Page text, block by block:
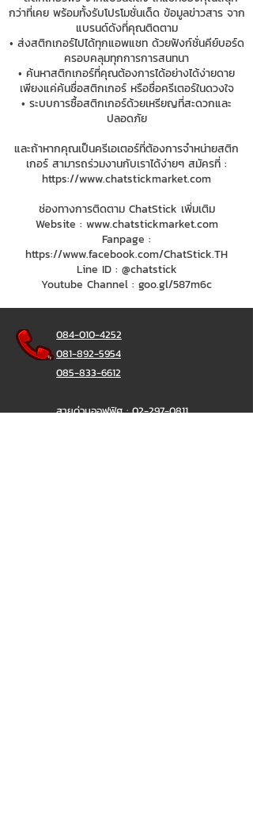
กว่าที่เคย พร้อมทั้งรับโปรโมชั่นเด็ด ข้อมูลข่าวสาร จาก
แบรนด์ดังที่คุณติดตาม
• ส่งสติกเกอร์ไปได้ทุกแอพแชท ด้วยฟังก์ชั่นคีย์บอร์ด
ครอบคลุมทุกการการสนทนา
• ค้นหาสติกเกอร์ที่คุณต้องการได้อย่างได้ง่ายดาย
เพียงแค่ค้นชื่อสติกเกอร์ หรือชื่อครีเตอร์ในดวงใจ
• ระบบการซื้อสติกเกอร์ด้วยเหรียญที่สะดวกและ
ปลอดภัย
และถ้าหากคุณเป็นครีเอเตอร์ที่ต้องการจำหน่ายสติก
เกอร์ สามารถร่วมงานกับเราได้ง่ายๆ สมัครที่ :
https://www.chatstickmarket.com
ช่องทางการติดตาม ChatStick เพิ่มเติม
Website : www.chatstickmarket.com
Fanpage :
https://www.facebook.com/ChatStick.TH
Line ID : @chatstick
Youtube Channel : goo.gl/587m6c
084-010-4252
081-892-5954
085-833-6612
สายด่วนออฟฟิศ :02-297-0811